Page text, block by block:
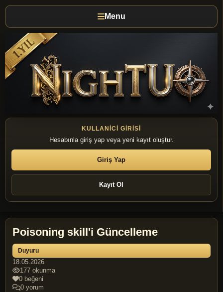
Menu
KULLANICI GIRISI
Hesabınla giriş yap veya yeni kayıt oluştur.
Giriş Yap
Kayıt Ol
Poisoning skill'i Güncelleme
Duyuru
18.05.2026
177 okunma
0 beğeni
0 yorum